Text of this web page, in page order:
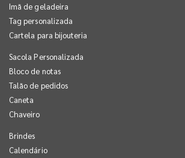
Imã de geladeira
Tag personalizada
Cartela para bijouteria
Sacola Personalizada
Bloco de notas
Talão de pedidos
Caneta
Chaveiro
Brindes
Calendário